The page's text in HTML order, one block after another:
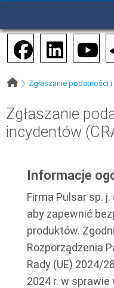
Zgłaszanie podatności
Zgłaszanie
incydentów
Informacje
Firma Pulsar sp.
aby zapewnić
produktów.
Rozporządzenia
Rady (UE) 2024/
2024 r. w